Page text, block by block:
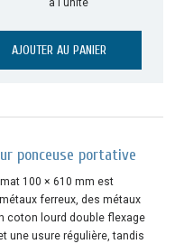
à l'unité
AJOUTER AU PANIER
ponceuse portative
100 × 610 mm est
ferreux, des métaux
coton lourd double flexage
une usure régulière, tandis